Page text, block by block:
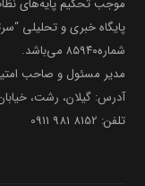
موجب تحکیم پایه‌های
پایگاه خبری و تحلیلی
شماره۸۵۹۴۰ می‌باشد.
مدیر مسئول و صاحب
آدرس: گیلان، رشت،
تلفن: 8152 981 0911